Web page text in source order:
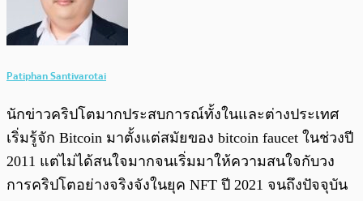
Patiphan Santivarotai
นักข่าวคริปโตมากประสบการณ์ทั้งในและต่างประเทศ
เริ่มรู้จัก Bitcoin มาตั้งแต่สมัยของ bitcoin faucet ในช่วงปี
2011 แต่ไม่ได้สนใจมากจนเริ่มมาให้ความสนใจกับวง
การคริปโตอย่างจริงจังในยุค NFT ปี 2021 จนถึงปัจจุบัน